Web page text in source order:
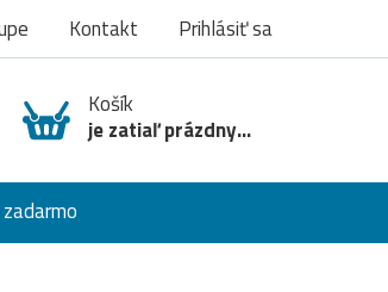
Kontakt Prihlásiť sa
Košík
je zatiaľ prázdny...